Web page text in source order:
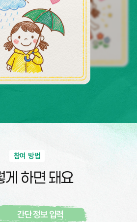
참여 방법
게 하면 돼요
간단 정보 입력